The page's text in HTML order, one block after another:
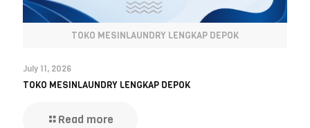
TOKO MESINLAUNDRY LENGKAP DEPOK
July 11, 2026
TOKO MESINLAUNDRY LENGKAP DEPOK
Read more